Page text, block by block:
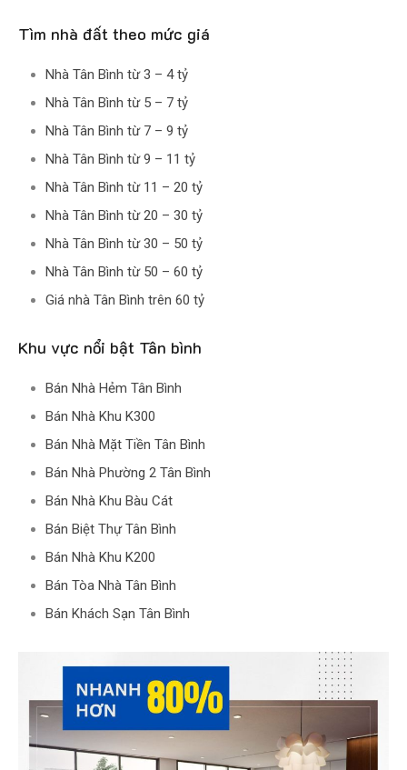
Tìm nhà đất theo mức giá
Nhà Tân Bình từ 3 – 4 tỷ
Nhà Tân Bình từ 5 – 7 tỷ
Nhà Tân Bình từ 7 – 9 tỷ
Nhà Tân Bình từ 9 – 11 tỷ
Nhà Tân Bình từ 11 – 20 tỷ
Nhà Tân Bình từ 20 – 30 tỷ
Nhà Tân Bình từ 30 – 50 tỷ
Nhà Tân Bình từ 50 – 60 tỷ
Giá nhà Tân Bình trên 60 tỷ
Khu vực nổi bật Tân bình
Bán Nhà Hẻm Tân Bình
Bán Nhà Khu K300
Bán Nhà Mặt Tiền Tân Bình
Bán Nhà Phường 2 Tân Bình
Bán Nhà Khu Bàu Cát
Bán Biệt Thự Tân Bình
Bán Nhà Khu K200
Bán Tòa Nhà Tân Bình
Bán Khách Sạn Tân Bình